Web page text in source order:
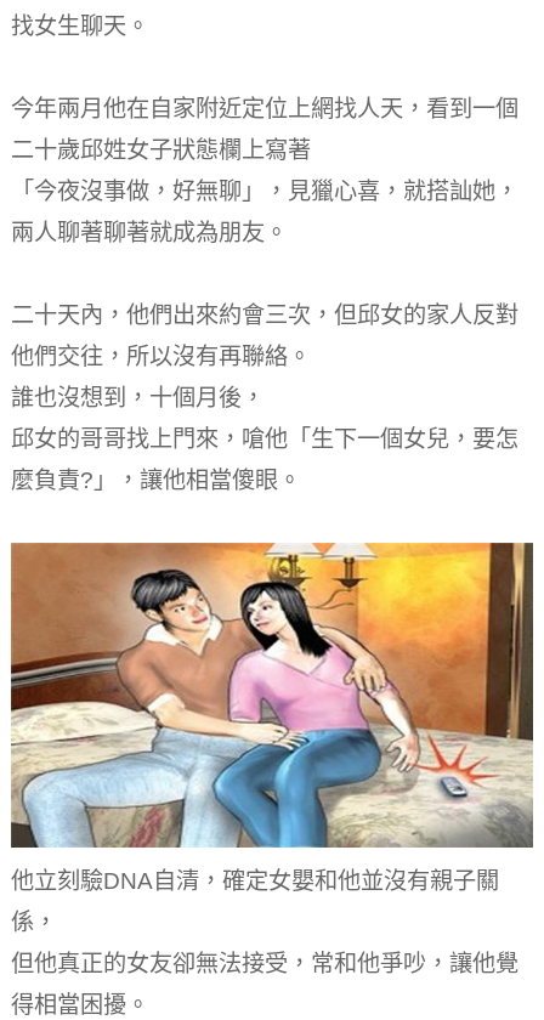
找女生聊天。
今年兩月他在自家附近定位上網找人天，看到一個
二十歲邱姓女子狀態欄上寫著
「今夜沒事做，好無聊」，見獵心喜，就搭訕她，
兩人聊著聊著就成為朋友。
二十天內，他們出來約會三次，但邱女的家人反對
他們交往，所以沒有再聯絡。
誰也沒想到，十個月後，
邱女的哥哥找上門來，嗆他「生下一個女兒，要怎
麼負責?」，讓他相當傻眼。
他立刻驗DNA自清，確定女嬰和他並沒有親子關
係，
但他真正的女友卻無法接受，常和他爭吵，讓他覺
得相當困擾。